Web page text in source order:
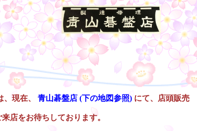
、現在、 青山碁盤店 (下の地図参照) にて、店頭販売
店をお待ちしております。